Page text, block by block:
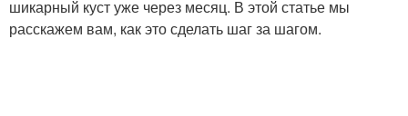
шикарный куст уже через месяц. В этой статье мы
расскажем вам, как это сделать шаг за шагом.